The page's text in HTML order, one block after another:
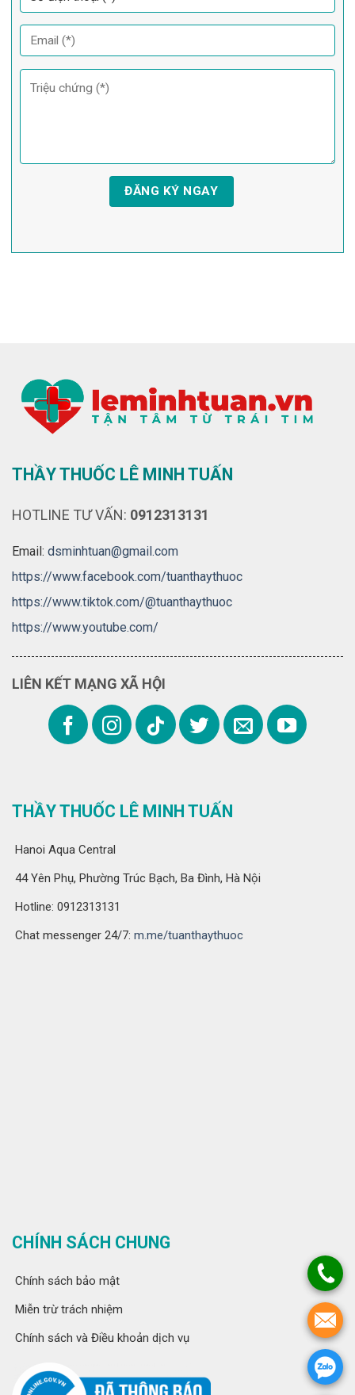
THẦY THUỐC LÊ MINH TUẤN
HOTLINE TƯ VẤN: 0912313131
Email: dsminhtuan@gmail.com
https://www.facebook.com/tuanthaythuoc
https://www.tiktok.com/@tuanthaythuoc
https://www.youtube.com/
LIÊN KẾT MẠNG XÃ HỘI
THẦY THUỐC LÊ MINH TUẤN
Hanoi Aqua Central
44 Yên Phụ, Phường Trúc Bạch, Ba Đình, Hà Nội
Hotline: 0912313131
Chat messenger 24/7: m.me/tuanthaythuoc
CHÍNH SÁCH CHUNG
Chính sách bảo mật
Miễn trừ trách nhiệm
Chính sách và Điều khoản dịch vụ